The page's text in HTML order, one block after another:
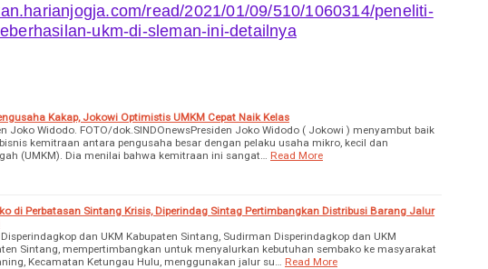
read/2021/01/09/510/1060314/peneliti-
ukm-di-sleman-ini-detailnya
Kakap, Jokowi Optimistis UMKM Cepat Naik Kelas
Joko Widodo. FOTO/dok.SINDOnewsPresiden Joko Widodo ( Jokowi ) menyambut baik
kemitraan antara pengusaha besar dengan pelaku usaha mikro, kecil dan
(UMKM). Dia menilai bahwa kemitraan ini sangat… Read More
di Perbatasan Sintang Krisis, Diperindag Sintag Pertimbangkan Distribusi Barang Jalur
Disperindagkop dan UKM Kabupaten Sintang, Sudirman Disperindagkop dan UKM
Sintang, mempertimbangkan untuk menyalurkan kebutuhan sembako ke masyarakat
Kecamatan Ketungau Hulu, menggunakan jalur su… Read More